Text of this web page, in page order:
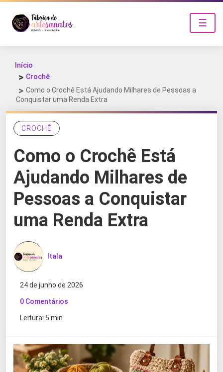
☰
Início
Crochê
Como o Crochê Está Ajudando Milhares de Pessoas a
Conquistar uma Renda Extra
CROCHÊ
Como o Crochê Está
Ajudando Milhares de
Pessoas a Conquistar
uma Renda Extra
Itala
24 de junho de 2026
0 Comentários
Leitura: 5 min